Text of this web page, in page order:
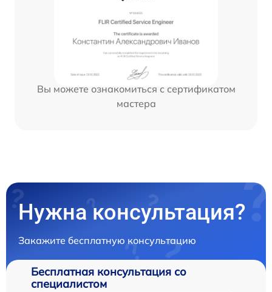
Вы можете ознакомиться с сертификатом
мастера
Нужна консультация?
Закажите бесплатную консультацию
Бесплатная консультация со
специалистом